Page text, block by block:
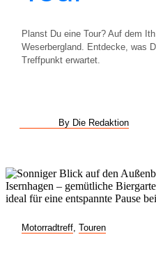
Planst Du eine Tour? Auf dem
Weserbergland. Entdecke, was
Treffpunkt erwartet.
By Die Redaktion
Motorradtreff Touren